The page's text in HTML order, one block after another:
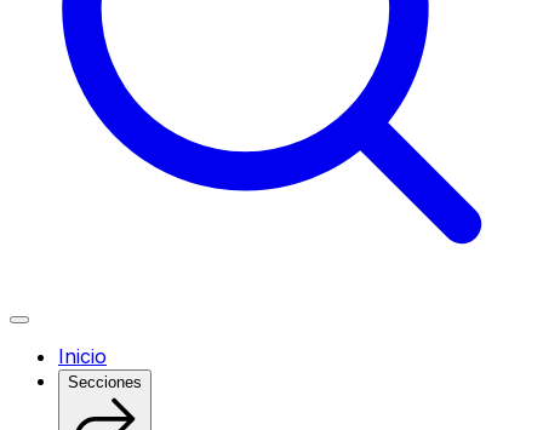
Inicio
Secciones